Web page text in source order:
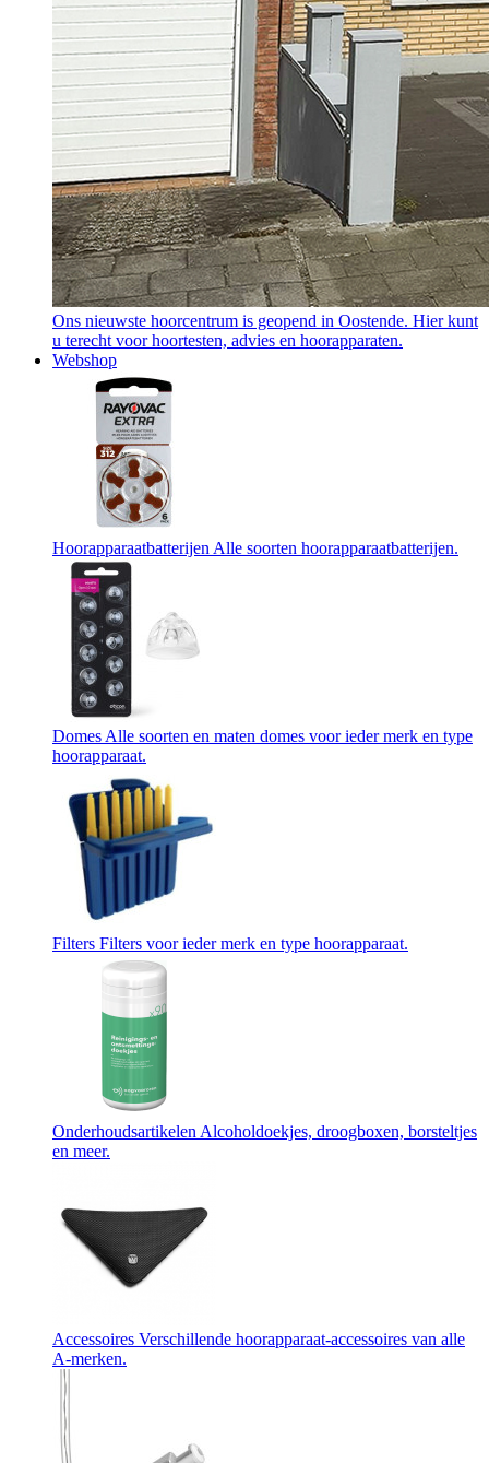
Ons nieuwste hoorcentrum is geopend in Oostende. Hier kunt
u terecht voor hoortesten, advies en hoorapparaten.
Webshop
Hoorapparaatbatterijen Alle soorten hoorapparaatbatterijen.
Domes Alle soorten en maten domes voor ieder merk en type
hoorapparaat.
Filters Filters voor ieder merk en type hoorapparaat.
Onderhoudsartikelen Alcoholdoekjes, droogboxen, borsteltjes
en meer.
Accessoires Verschillende hoorapparaat-accessoires van alle
A-merken.